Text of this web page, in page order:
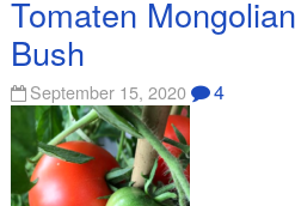
Tomaten
Bush
September 15, 2020 4